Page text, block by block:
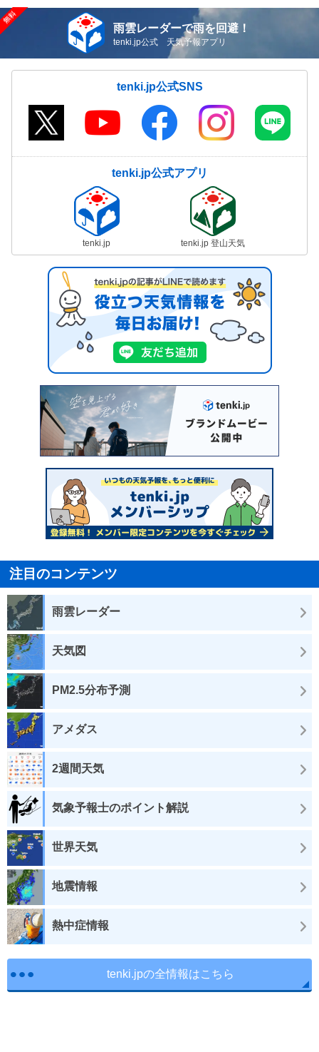
雨雲レーダーで雨を回避！
tenki.jp公式 天気予報アプリ
tenki.jp公式SNS
tenki.jp公式アプリ
tenki.jp tenki.jp 登山天気
注目のコンテンツ
雨雲レーダー
天気図
PM2.5分布予測
アメダス
2週間天気
気象予報士のポイント解説
世界天気
地震情報
熱中症情報
tenki.jpの全情報はこちら